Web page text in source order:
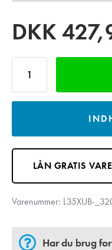
DKK
LÅN GRATIS
Varenummer: L35XUB-
Har du brug